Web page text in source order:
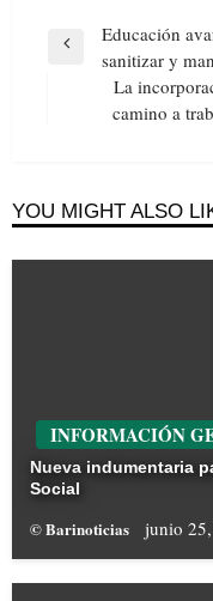
Navegación
entradas
Previous
Educación
sanitizar y
La
camino a
YOU MIGHT ALSO
INFORMACIÓN
Nueva indumentaria
Social
© Barinoticias junio